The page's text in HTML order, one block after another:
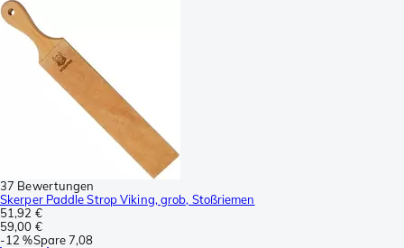
37 Bewertungen
Skerper Paddle Strop Viking, grob, Stoßriemen
51,92 €
59,00 €
-12 %Spare7,08